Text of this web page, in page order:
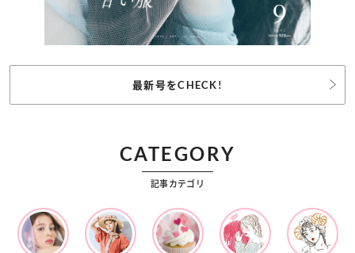
最新号をCHECK!
CATEGORY
記事カテゴリ